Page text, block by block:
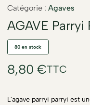
Catégorie : Agaves
AGAVE Parryi
80 en stock
8,80 €TTC
L'agave parryi parryi est